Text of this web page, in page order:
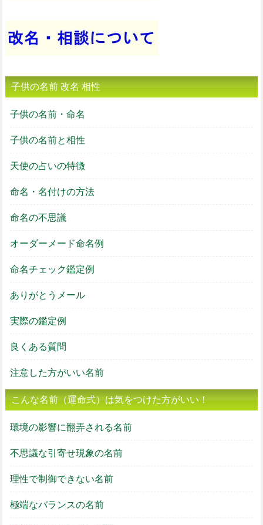
子供の名前 改名 相性
子供の名前・命名
子供の名前と相性
天使の占いの特徴
命名・名付けの方法
命名の不思議
オーダーメード命名例
命名チェック鑑定例
ありがとうメール
実際の鑑定例
良くある質問
注意した方がいい名前
こんな名前（運命式）は気をつけた方がいい！
環境の影響に翻弄される名前
不思議な引寄せ現象の名前
理性で制御できない名前
極端なバランスの名前